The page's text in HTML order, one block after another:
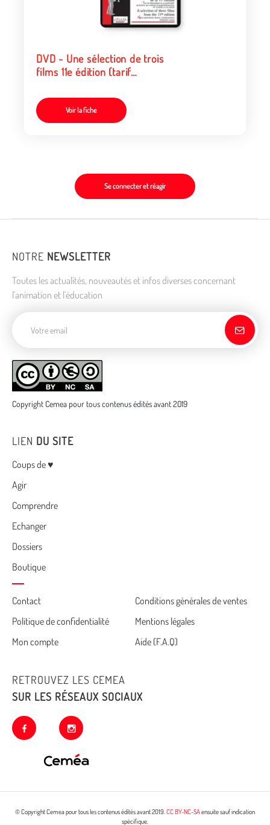
DVD - Une sélection de trois
films 11e édition (tarif
Voir la fiche
Se connecter et réagir
NOTRE NEWSLETTER
Toutes les actualités, nouveautés et infos diverses concernant
l'animation et l'éducation
Copyright Cemea pour tous contenus édités avant 2019
LIEN DU SITE
Menu
Coups de ♥
Agir
Comprendre
Echanger
Dossiers
Boutique
Cemea
footer
Contact
Conditions générales de ventes
Politique de confidentialité
Mentions légales
Mon compte
Aide (F.A.Q)
RETROUVEZ LES CEMEA
SUR LES RÉSEAUX SOCIAUX
facebook instagram
© Copyright Cemea pour tous les contenus édités avant 2019.CC BY-NC-SAensuite sauf indication
spécifique.